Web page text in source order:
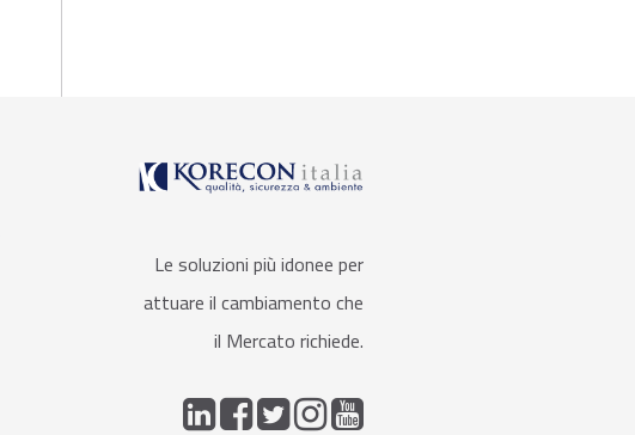
Le soluzioni più idonee per
attuare il cambiamento che
il Mercato richiede.